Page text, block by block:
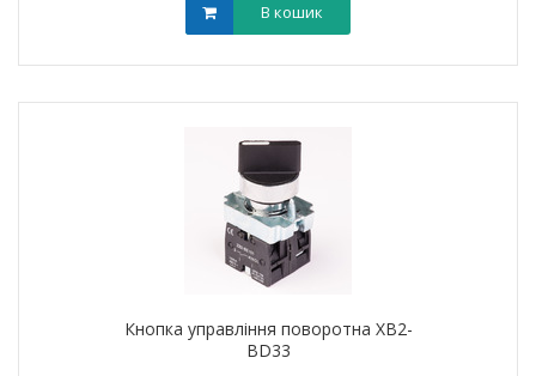
В кошик
Кнопка управління поворотна XB2-
BD33